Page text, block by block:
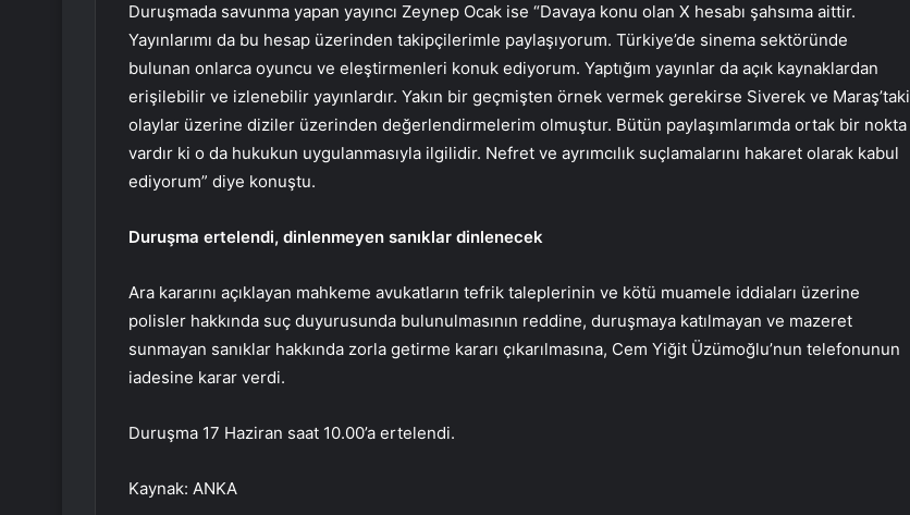
Duruşmada savunma yapan yayıncı Zeynep Ocak ise “Davaya konu olan X hesabı şahsıma aittir.
Yayınlarımı da bu hesap üzerinden takipçilerimle paylaşıyorum. Türkiye’de sinema sektöründe
bulunan onlarca oyuncu ve eleştirmenleri konuk ediyorum. Yaptığım yayınlar da açık kaynaklardan
erişilebilir ve izlenebilir yayınlardır. Yakın bir geçmişten örnek vermek gerekirse Siverek ve Maraş’taki
olaylar üzerine diziler üzerinden değerlendirmelerim olmuştur. Bütün paylaşımlarımda ortak bir nokta
vardır ki o da hukukun uygulanmasıyla ilgilidir. Nefret ve ayrımcılık suçlamalarını hakaret olarak kabul
ediyorum” diye konuştu.
Duruşma ertelendi, dinlenmeyen sanıklar dinlenecek
Ara kararını açıklayan mahkeme avukatların tefrik taleplerinin ve kötü muamele iddiaları üzerine
polisler hakkında suç duyurusunda bulunulmasının reddine, duruşmaya katılmayan ve mazeret
sunmayan sanıklar hakkında zorla getirme kararı çıkarılmasına, Cem Yiğit Üzümoğlu’nun telefonunun
iadesine karar verdi.
Duruşma 17 Haziran saat 10.00’a ertelendi.
Kaynak: ANKA